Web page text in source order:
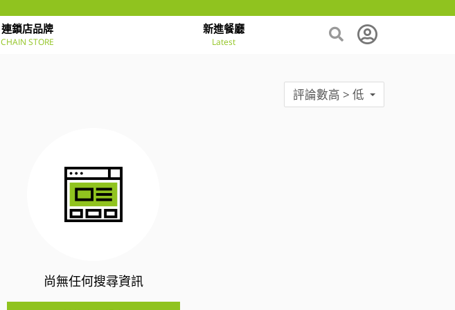
連鎖店品牌
CHAIN STORE
新進餐廳
Latest
評論數高 > 低
尚無任何搜尋資訊